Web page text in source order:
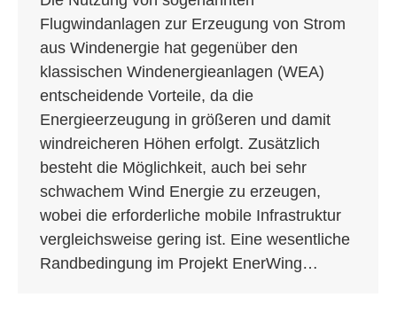
Flugwindanlagen zur Erzeugung von Strom
aus Windenergie hat gegenüber den
klassischen Windenergieanlagen (WEA)
entscheidende Vorteile, da die
Energieerzeugung in größeren und damit
windreicheren Höhen erfolgt. Zusätzlich
besteht die Möglichkeit, auch bei sehr
schwachem Wind Energie zu erzeugen,
wobei die erforder­liche mobile Infrastruktur
vergleichsweise gering ist. Eine wesentliche
Rand­bedingung im Projekt EnerWing…